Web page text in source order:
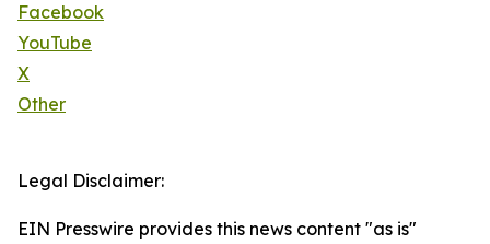
Facebook
YouTube
X
Other
Legal Disclaimer:
EIN Presswire provides this news content "as is"